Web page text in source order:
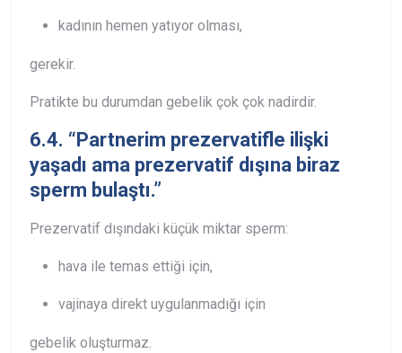
kadının hemen yatıyor olması,
gerekir.
Pratikte bu durumdan gebelik çok çok nadirdir.
6.4. “Partnerim prezervatifle ilişki
yaşadı ama prezervatif dışına biraz
sperm bulaştı.”
Prezervatif dışındaki küçük miktar sperm:
hava ile temas ettiği için,
vajinaya direkt uygulanmadığı için
gebelik oluşturmaz.